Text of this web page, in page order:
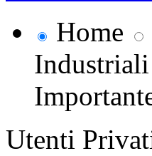
Home
Industriali
Utenti